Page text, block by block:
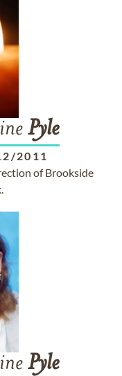
Pyle
2011
of Brookside
Pyle